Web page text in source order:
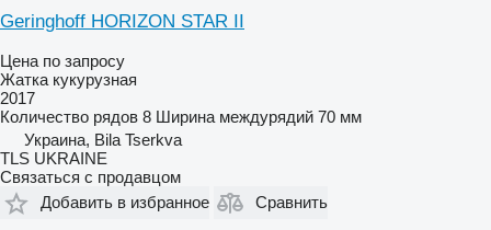
Geringhoff HORIZON STAR II
Цена по запросу
Жатка кукурузная
2017
Количество рядов 8 Ширина междурядий 70 мм
Украина, Bila Tserkva
TLS UKRAINE
Связаться с продавцом
Добавить в избранное
Сравнить